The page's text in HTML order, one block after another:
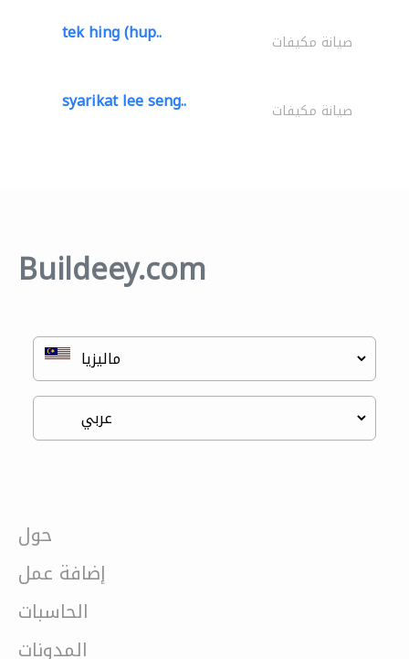
tek hing (hup.. صيانة مكيفات
syarikat lee seng.. صيانة مكيفات
Buildeey.com
حول
إضافة عمل
الحاسبات
المدونات